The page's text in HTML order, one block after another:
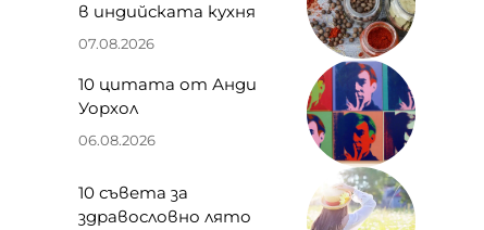
в индийската кухня
07.08.2026
10 цитата от Анди
Уорхол
06.08.2026
10 съвета за
здравословно лято